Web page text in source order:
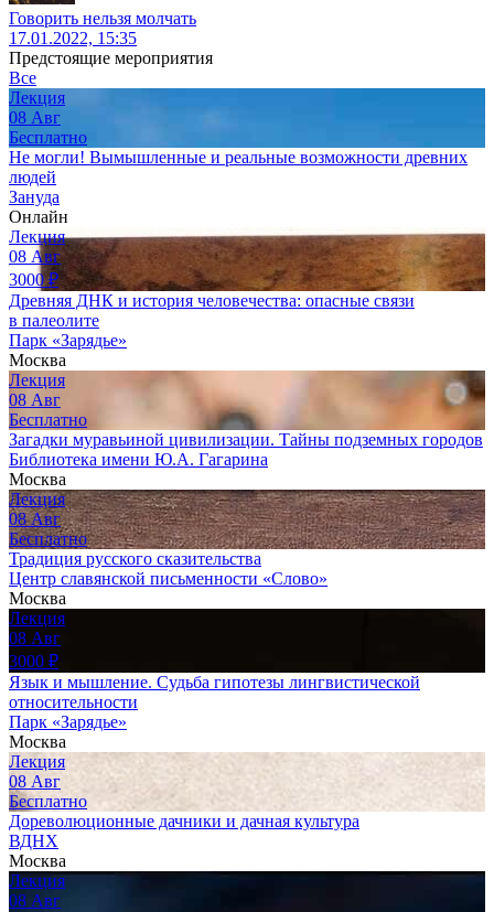
Говорить нельзя молчать
17.01.2022, 15:35
Предстоящие мероприятия
Все
Лекция
08 Авг
Бесплатно
Не могли! Вымышленные и реальные возможности древних
людей
Зануда
Онлайн
Лекция
08 Авг
3000₽
Древняя ДНК и история человечества: опасные связи
в палеолите
Парк «Зарядье»
Москва
Лекция
08 Авг
Бесплатно
Загадки муравьиной цивилизации. Тайны подземных городов
Библиотека имени Ю.А. Гагарина
Москва
Лекция
08 Авг
Бесплатно
Традиция русского сказительства
Центр славянской письменности «Слово»
Москва
Лекция
08 Авг
3000 ₽
Язык и мышление. Судьба гипотезы лингвистической
относительности
Парк «Зарядье»
Москва
Лекция
08 Авг
Бесплатно
Дореволюционные дачники и дачная культура
ВДНХ
Москва
Лекция
08 Авг